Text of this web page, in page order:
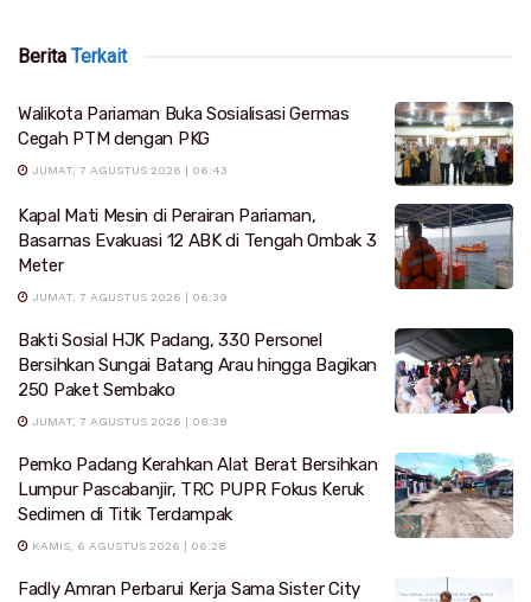
Berita Terkait
Walikota Pariaman Buka Sosialisasi Germas
Cegah PTM dengan PKG
JUMAT, 7 AGUSTUS 2026 | 06:43
Kapal Mati Mesin di Perairan Pariaman,
Basarnas Evakuasi 12 ABK di Tengah Ombak 3
Meter
JUMAT, 7 AGUSTUS 2026 | 06:39
Bakti Sosial HJK Padang, 330 Personel
Bersihkan Sungai Batang Arau hingga Bagikan
250 Paket Sembako
JUMAT, 7 AGUSTUS 2026 | 06:38
Pemko Padang Kerahkan Alat Berat Bersihkan
Lumpur Pascabanjir, TRC PUPR Fokus Keruk
Sedimen di Titik Terdampak
KAMIS, 6 AGUSTUS 2026 | 06:28
Fadly Amran Perbarui Kerja Sama Sister City